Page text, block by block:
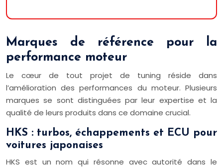
Marques de référence pour la
performance moteur
Le cœur de tout projet de tuning réside dans
l’amélioration des performances du moteur. Plusieurs
marques se sont distinguées par leur expertise et la
qualité de leurs produits dans ce domaine crucial.
HKS : turbos, échappements et ECU pour
voitures japonaises
HKS est un nom qui résonne avec autorité dans le